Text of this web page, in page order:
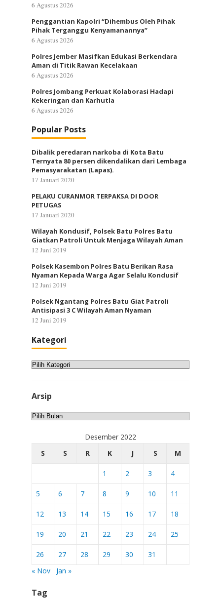
6 Agustus 2026
Penggantian Kapolri “Dihembus Oleh Pihak
Pihak Terganggu Kenyamanannya”
6 Agustus 2026
Polres Jember Masifkan Edukasi Berkendara
Aman di Titik Rawan Kecelakaan
6 Agustus 2026
Polres Jombang Perkuat Kolaborasi Hadapi
Kekeringan dan Karhutla
6 Agustus 2026
Popular Posts
Dibalik peredaran narkoba di Kota Batu
Ternyata 80 persen dikendalikan dari Lembaga
Pemasyarakatan (Lapas).
17 Januari 2020
PELAKU CURANMOR TERPAKSA DI DOOR
PETUGAS
17 Januari 2020
Wilayah Kondusif, Polsek Batu Polres Batu
Giatkan Patroli Untuk Menjaga Wilayah Aman
12 Juni 2019
Polsek Kasembon Polres Batu Berikan Rasa
Nyaman Kepada Warga Agar Selalu Kondusif
12 Juni 2019
Polsek Ngantang Polres Batu Giat Patroli
Antisipasi 3 C Wilayah Aman Nyaman
12 Juni 2019
Kategori
Kategori
Arsip
Arsip
Desember 2022
S
S R K J S M
1 2 3 4
5 6 7 8 9 10 11
12 13 14 15 16 17 18
19 20 21 22 23 24 25
26 27 28 29 30
31
« Nov
Jan »
Tag